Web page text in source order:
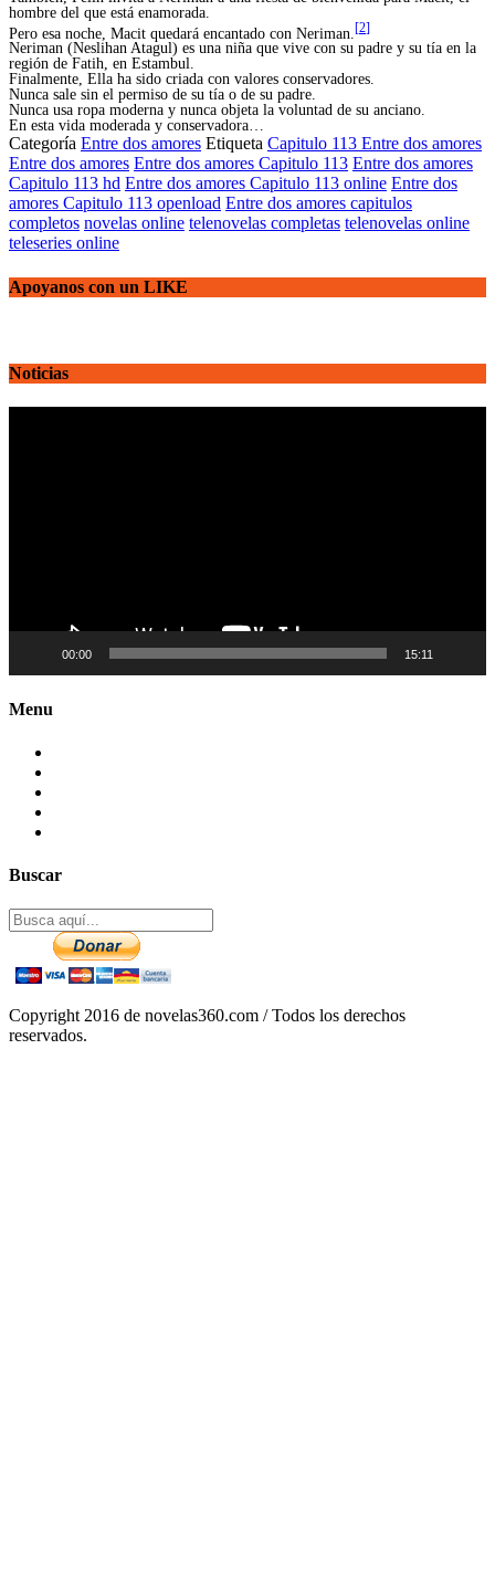
hombre del que está enamorada.
Pero esa noche, Macit quedará encantado con Neriman. [2]
Neriman (Neslihan Atagul) es una niña que vive con su padre y su tía en la
región de Fatih, en Estambul.
Finalmente, Ella ha sido criada con valores conservadores.
Nunca sale sin el permiso de su tía o de su padre.
Nunca usa ropa moderna y nunca objeta la voluntad de su anciano.
En esta vida moderada y conservadora…
Categoría Entre dos amores Etiqueta Capitulo 113 Entre dos amores
Entre dos amores Entre dos amores Capitulo 113 Entre dos amores
Capitulo 113 hd Entre dos amores Capitulo 113 online Entre dos
amores Capitulo 113 openload Entre dos amores capitulos
completos novelas online telenovelas completas telenovelas online
teleseries online
Apoyanos con un LIKE
Noticias
00:00 15:11
Menu
Buscar
Copyright 2016 de novelas360.com / Todos los derechos
reservados.